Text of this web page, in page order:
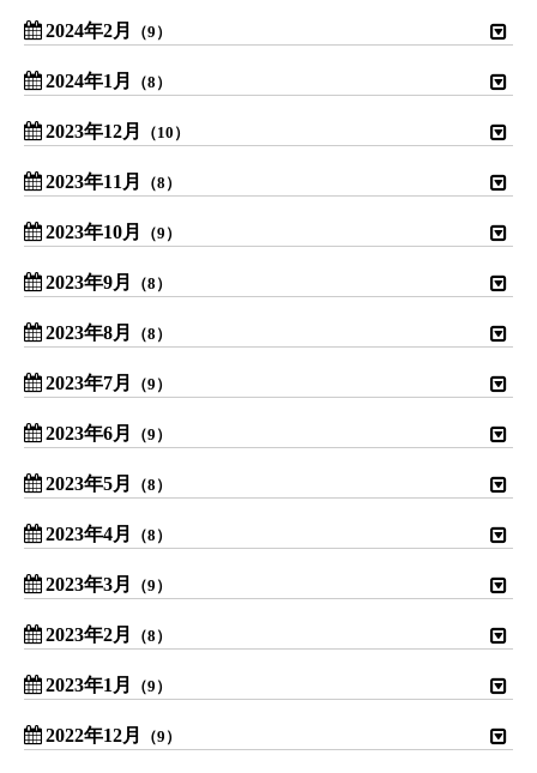
2024年2月 （9）
2024年1月 （8）
2023年12月 （10）
2023年11月 （8）
2023年10月 （9）
2023年9月 （8）
2023年8月 （8）
2023年7月 （9）
2023年6月 （9）
2023年5月 （8）
2023年4月 （8）
2023年3月 （9）
2023年2月 （8）
2023年1月 （9）
2022年12月 （9）